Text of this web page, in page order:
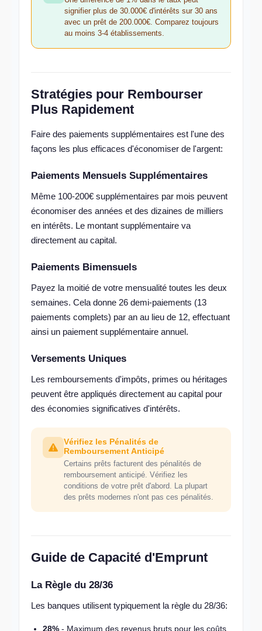
signifier plus de 30.000€ d'intérêts sur 30 ans
avec un prêt de 200.000€. Comparez toujours
au moins 3-4 établissements.
Stratégies pour Rembourser
Plus Rapidement
Faire des paiements supplémentaires est l'une des
façons les plus efficaces d'économiser de l'argent:
Paiements Mensuels Supplémentaires
Même 100-200€ supplémentaires par mois peuvent
économiser des années et des dizaines de milliers
en intérêts. Le montant supplémentaire va
directement au capital.
Paiements Bimensuels
Payez la moitié de votre mensualité toutes les deux
semaines. Cela donne 26 demi-paiements (13
paiements complets) par an au lieu de 12, effectuant
ainsi un paiement supplémentaire annuel.
Versements Uniques
Les remboursements d'impôts, primes ou héritages
peuvent être appliqués directement au capital pour
des économies significatives d'intérêts.
Vérifiez les Pénalités de
Remboursement Anticipé
Certains prêts facturent des pénalités de
remboursement anticipé. Vérifiez les
conditions de votre prêt d'abord. La plupart
des prêts modernes n'ont pas ces pénalités.
Guide de Capacité d'Emprunt
La Règle du 28/36
Les banques utilisent typiquement la règle du 28/36:
28% - Maximum des revenus bruts pour les coûts